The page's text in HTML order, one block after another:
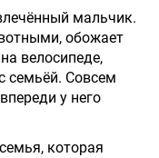
мальчик.
обожает
велосипеде,
семьёй. Совсем
у него
которая